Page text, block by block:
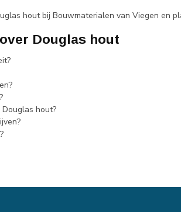
hout bij Bouwmaterialen van Viegen en
Douglas hout
hout?